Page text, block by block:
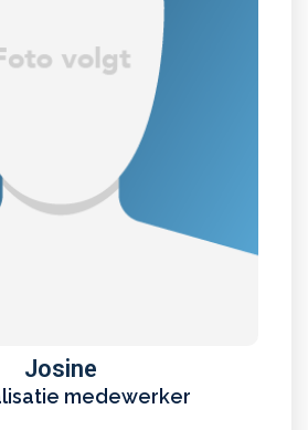
Josine
Josine
medewerker